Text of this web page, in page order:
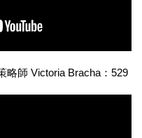
略師 Victoria Bracha：529